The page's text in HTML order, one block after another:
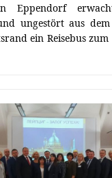
Eppendorf
ungestört aus
ein Reisebus